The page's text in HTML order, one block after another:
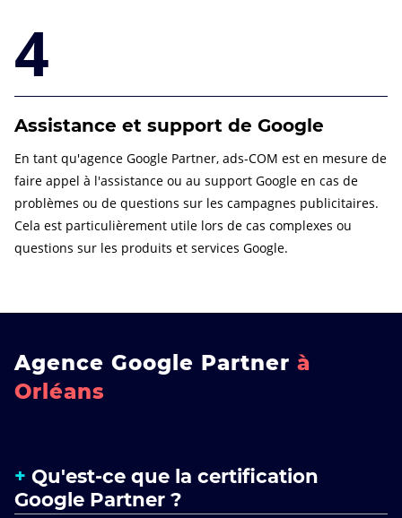
4
Assistance et support de Google
En tant qu'agence Google Partner, ads-COM est en mesure de
faire appel à l'assistance ou au support Google en cas de
problèmes ou de questions sur les campagnes publicitaires.
Cela est particulièrement utile lors de cas complexes ou
questions sur les produits et services Google.
Agence Google Partner à
Orléans
Qu'est-ce que la certification
Google Partner ?